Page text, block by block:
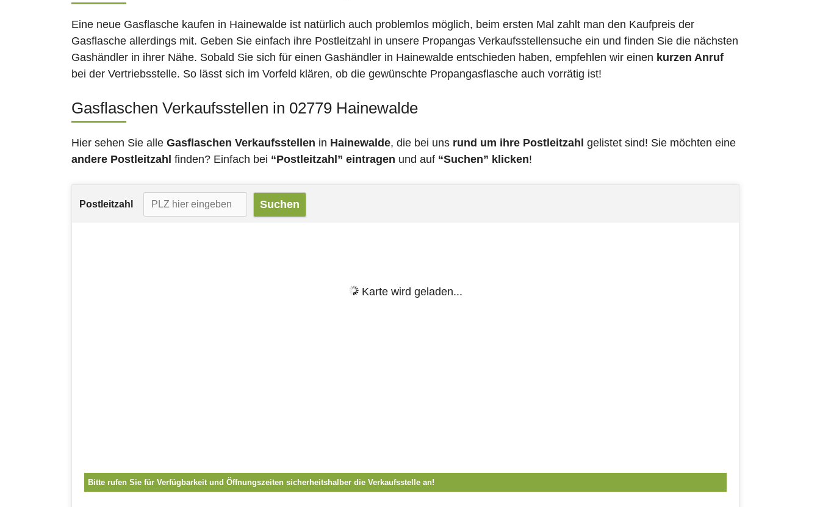
Eine neue Gasflasche kaufen in Hainewalde ist natürlich auch problemlos möglich, beim ersten Mal zahlt man den Kaufpreis der
Gasflasche allerdings mit. Geben Sie einfach ihre Postleitzahl in unsere Propangas Verkaufsstellensuche ein und finden Sie die nächsten
Gashändler in ihrer Nähe. Sobald Sie sich für einen Gashändler in Hainewalde entschieden haben, empfehlen wir einen kurzen Anruf
bei der Vertriebsstelle. So lässt sich im Vorfeld klären, ob die gewünschte Propangasflasche auch vorrätig ist!
Gasflaschen Verkaufsstellen in 02779 Hainewalde
Hier sehen Sie alle Gasflaschen Verkaufsstellen in Hainewalde, die bei uns rund um ihre Postleitzahl gelistet sind! Sie möchten eine
andere Postleitzahl finden? Einfach bei “Postleitzahl” eintragen und auf “Suchen” klicken!
Postleitzahl
Karte wird geladen...
Bitte rufen Sie für Verfügbarkeit und Öffnungszeiten sicherheitshalber die Verkaufsstelle an!